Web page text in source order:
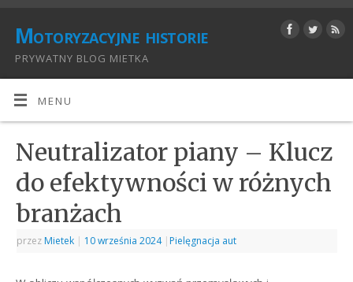
Motoryzacyjne historie
PRYWATNY BLOG MIETKA
MENU
Neutralizator piany – Klucz
do efektywności w różnych
branżach
przez Mietek | 10 września 2024 | Pielęgnacja aut